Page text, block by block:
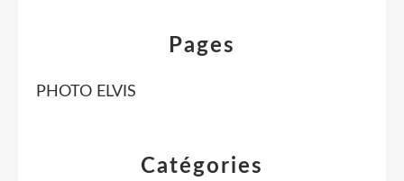
Catégories
Pages
PHOTO ELVIS